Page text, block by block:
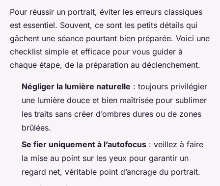
Pour réussir un portrait, éviter les erreurs classiques
est essentiel. Souvent, ce sont les petits détails qui
gâchent une séance pourtant bien préparée. Voici une
checklist simple et efficace pour vous guider à
chaque étape, de la préparation au déclenchement.
Négliger la lumière naturelle : toujours privilégier
une lumière douce et bien maîtrisée pour sublimer
les traits sans créer d’ombres dures ou de zones
brûlées.
Se fier uniquement à l’autofocus : veillez à faire
la mise au point sur les yeux pour garantir un
regard net, véritable point d’ancrage du portrait.